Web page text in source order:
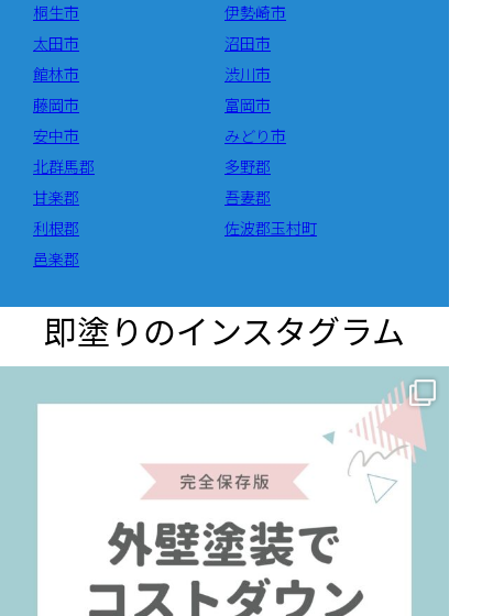
桐生市
伊勢崎市
太田市
沼田市
館林市
渋川市
藤岡市
富岡市
安中市
みどり市
北群馬郡
多野郡
甘楽郡
吾妻郡
利根郡
佐波郡玉村町
邑楽郡
即塗りのインスタグラム
✨ 賢いお金の使い方！外壁塗装でコストダウンする方法 🏠